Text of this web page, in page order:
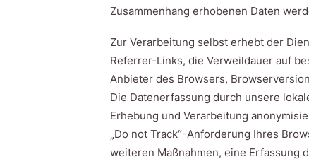
Zusammenhang erhobenen Daten
Zur Verarbeitung selbst erhebt der
Referrer-Links, die Verweildauer auf
Anbieter des Browsers,
Die Datenerfassung durch unsere
Erhebung und Verarbeitung
„Do not Track“-Anforderung Ihres
weiteren Maßnahmen, eine Erfassung